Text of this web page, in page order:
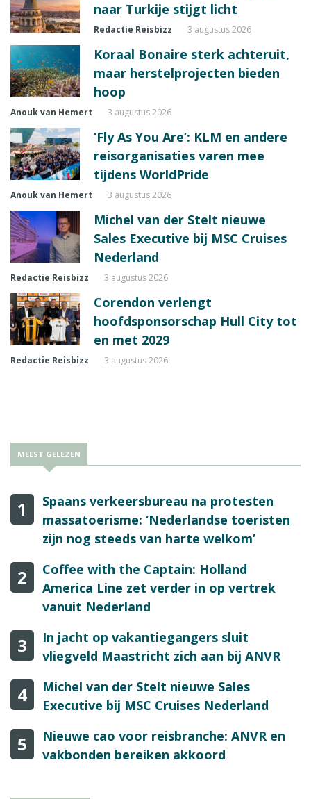
naar Turkije stijgt licht
Redactie Reisbizz 3 augustus 2026
Koraal Bonaire sterk achteruit,
maar herstelprojecten bieden
hoop
Anouk van Hemert 3 augustus 2026
‘Fly As You Are’: KLM en andere
reisorganisaties varen mee
tijdens WorldPride
Anouk van Hemert 3 augustus 2026
Michel van der Stelt nieuwe
Sales Executive bij MSC Cruises
Nederland
Redactie Reisbizz 3 augustus 2026
Corendon verlengt
hoofdsponsorschap Hull City tot
en met 2029
Redactie Reisbizz 3 augustus 2026
MEEST GELEZEN
1
Spaans verkeersbureau na protesten
massatoerisme: ‘Nederlandse toeristen
zijn nog steeds van harte welkom’
2
Coffee with the Captain: Holland
America Line zet verder in op vertrek
vanuit Nederland
3
In jacht op vakantiegangers sluit
vliegveld Maastricht zich aan bij ANVR
4
Michel van der Stelt nieuwe Sales
Executive bij MSC Cruises Nederland
5
Nieuwe cao voor reisbranche: ANVR en
vakbonden bereiken akkoord